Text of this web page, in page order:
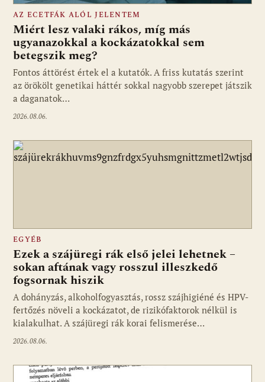
AZ ECETFÁK ALÓL JELENTEM
Miért lesz valaki rákos, míg más
ugyanazokkal a kockázatokkal sem
betegszik meg?
Fontos áttörést értek el a kutatók. A friss kutatás szerint
az örökölt genetikai háttér sokkal nagyobb szerepet játszik
a daganatok…
2026.08.06.
EGYÉB
Ezek a szájüregi rák első jelei lehetnek –
sokan aftának vagy rosszul illeszkedő
fogsornak hiszik
A dohányzás, alkoholfogyasztás, rossz szájhigiéné és HPV-
fertőzés növeli a kockázatot, de rizikófaktorok nélkül is
kialakulhat. A szájüregi rák korai felismerése…
2026.08.06.